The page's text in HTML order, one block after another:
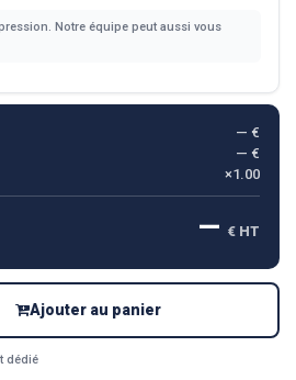
Notre équipe peut aussi vous
— €
— €
×1.00
— € HT
Ajouter au panier
dédié